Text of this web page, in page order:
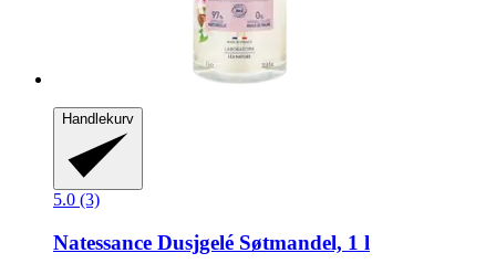
Handlekurv
5.0 (3)
Natessance Dusjgelé Søtmandel, 1 l